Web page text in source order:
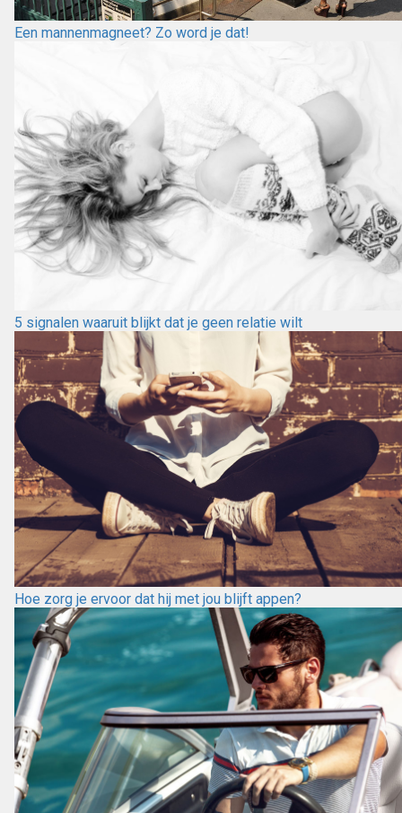
Een mannenmagneet? Zo word je dat!
5 signalen waaruit blijkt dat je geen relatie wilt
Hoe zorg je ervoor dat hij met jou blijft appen?